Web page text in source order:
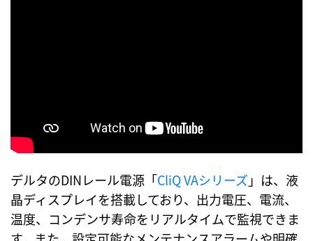
デルタのDINレール電源「CliQ VAシリーズ 」は、液
晶ディスプレイを搭載しており、出力電圧、電流、
温度、コンデンサ寿命をリアルタイムで監視できま